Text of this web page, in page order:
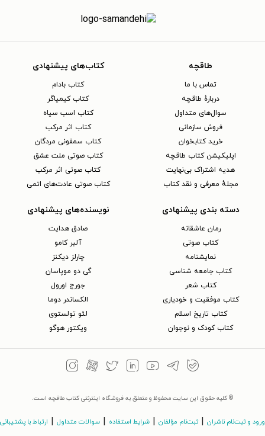
طاقچه
تماس با ما
دربارهٔ طاقچه
سوال‌های متداول
فروش سازمانی
خرید کتابخوان
اپلیکیشن کتاب طاقچه
هدیه اشتراک بی‌نهایت
مجلهٔ معرفی و نقد کتاب
کتاب‌های پیشنهادی
کتاب بادام
کتاب کیمیاگر
کتاب اسب سیاه
کتاب اثر مرکب
کتاب سمفونی مردگان
کتاب صوتی ملت عشق
کتاب صوتی اثر مرکب
کتاب صوتی عادت‌های اتمی
دسته بندی پیشنهادی
رمان عاشقانه
کتاب‌ صوتی
نمایشنامه
کتاب جامعه شناسی
کتاب شعر
کتاب موفقیت و خودیاری
کتاب تاریخ اسلام
کتاب کودک و نوجوان
نویسنده‌های پیشنهادی
صادق هدایت
آلبر کامو
چارلز دیکنز
گی دو موپاسان
جورج اورول
الکساندر دوما
لئو تولستوی
ویکتور هوگو
© کلیه حقوق این سایت محفوظ و متعلق به فروشگاه اینترنتی کتاب طاقچه است.
ورود و ثبت‌نام ناشران ثبت‌نام مؤلفان شرایط استفاده سوالات متداول ارتباط با پشتیبانی